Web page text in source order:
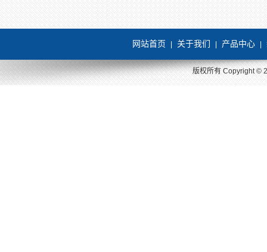
网站首页 关于我们 产品中心
版权所有 Copyright ©